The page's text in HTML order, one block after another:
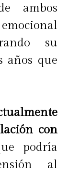
ambos
su
años que
con
podría
al